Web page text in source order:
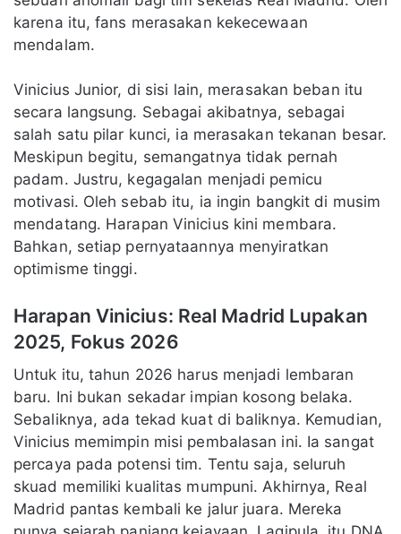
karena itu, fans merasakan kekecewaan
mendalam.
Vinicius Junior, di sisi lain, merasakan beban itu
secara langsung. Sebagai akibatnya, sebagai
salah satu pilar kunci, ia merasakan tekanan besar.
Meskipun begitu, semangatnya tidak pernah
padam. Justru, kegagalan menjadi pemicu
motivasi. Oleh sebab itu, ia ingin bangkit di musim
mendatang. Harapan Vinicius kini membara.
Bahkan, setiap pernyataannya menyiratkan
optimisme tinggi.
Harapan Vinicius: Real Madrid Lupakan
2025, Fokus 2026
Untuk itu, tahun 2026 harus menjadi lembaran
baru. Ini bukan sekadar impian kosong belaka.
Sebaliknya, ada tekad kuat di baliknya. Kemudian,
Vinicius memimpin misi pembalasan ini. Ia sangat
percaya pada potensi tim. Tentu saja, seluruh
skuad memiliki kualitas mumpuni. Akhirnya, Real
Madrid pantas kembali ke jalur juara. Mereka